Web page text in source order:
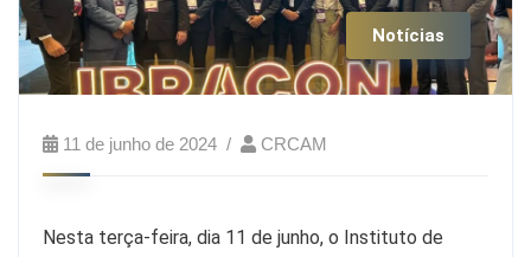
Notícias
11 de junho de 2024 CRCAM
Nesta terça-feira, dia 11 de junho, o Instituto de